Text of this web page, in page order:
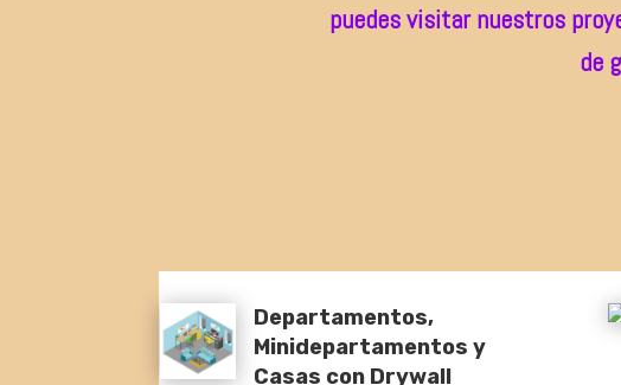
puedes visitar nuestros
de
Departamentos,
Minidepartamentos y
Casas con Drywall